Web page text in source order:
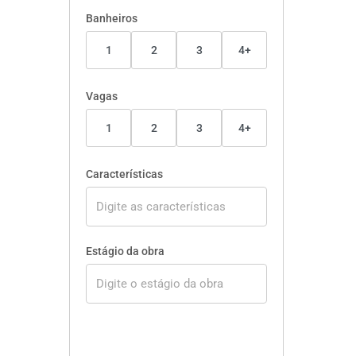
Banheiros
1 2 3 4+
Vagas
1 2 3 4+
Características
Estágio da obra